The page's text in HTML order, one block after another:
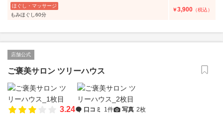
ほぐし・マッサージ
もみほぐし60分
￥3,900 （税込）
店舗公式
ご褒美サロン ツリーハウス
3.24 口コミ 1件 写真 2枚